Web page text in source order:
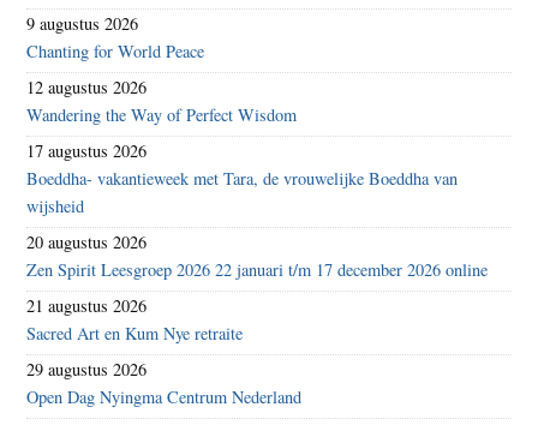
9 augustus 2026
Chanting for World Peace
12 augustus 2026
Wandering the Way of Perfect Wisdom
17 augustus 2026
Boeddha- vakantieweek met Tara, de vrouwelijke Boeddha van
wijsheid
20 augustus 2026
Zen Spirit Leesgroep 2026 22 januari t/m 17 december 2026 online
21 augustus 2026
Sacred Art en Kum Nye retraite
29 augustus 2026
Open Dag Nyingma Centrum Nederland